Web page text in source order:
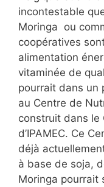
incontestable
Moringa ou
coopératives
alimentation
vitaminée de
pourrait dans un
au Centre de
construit dans le
d’IPAMEC. Ce
déjà
à base de soja,
Moringa pourrait